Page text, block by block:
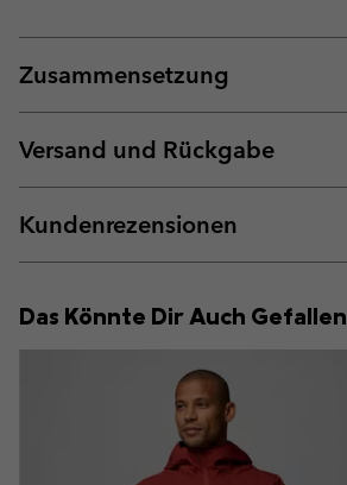
Zusammensetzung
Versand und Rückgabe
Kundenrezensionen
Das Könnte Dir Auch Gefallen